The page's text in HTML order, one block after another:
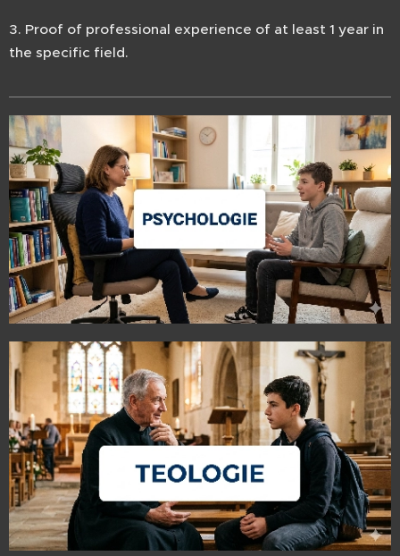
3. Proof of professional experience of at least 1 year in
the specific field.